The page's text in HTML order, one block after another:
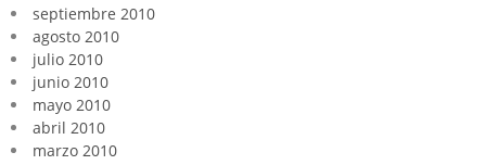
septiembre 2010
agosto 2010
julio 2010
junio 2010
mayo 2010
abril 2010
marzo 2010